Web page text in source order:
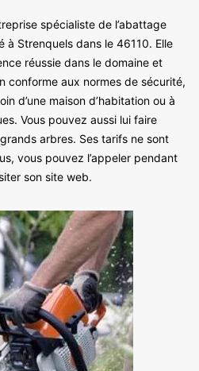
spécialiste de l’abattage
à Strenquels dans le 46110. Elle
réussie dans le domaine et
conforme aux normes de sécurité,
d’une maison d’habitation ou à
Vous pouvez aussi lui faire
arbres. Ses tarifs ne sont
vous pouvez l’appeler pendant
son site web.